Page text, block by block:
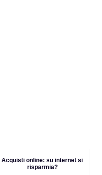
Acquisti online: su internet si
risparmia?